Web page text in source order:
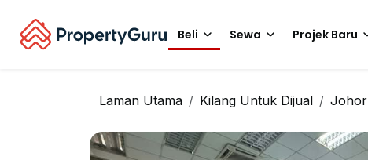
Beli Sewa Projek Baru
Laman Utama Kilang Untuk Dijual Johor